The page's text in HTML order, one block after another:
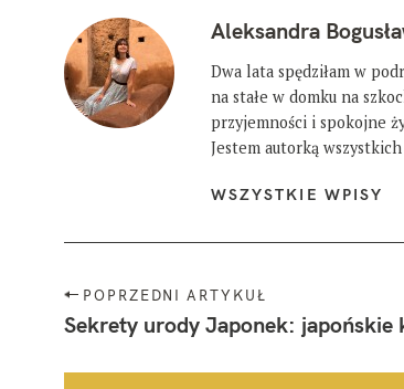
Aleksandra
Dwa lata spędziłam w
na stałe w domku na
przyjemności i spokojne
Jestem autorką
WSZYSTKIE WPISY
N
a
POPRZEDNI ARTYKUŁ
Sekrety urody Japonek:
W